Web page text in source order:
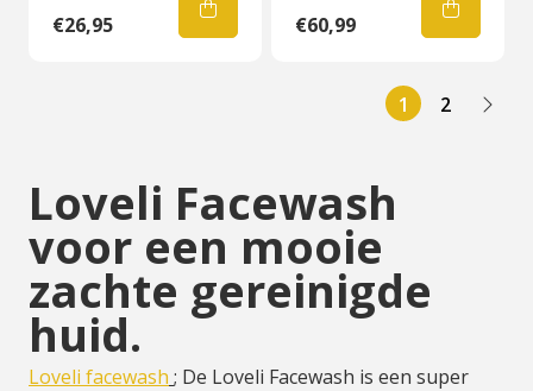
€26,95 €60,99
1 2
Loveli Facewash
voor een mooie
zachte gereinigde
huid.
Loveli facewash ; De Loveli Facewash is een super